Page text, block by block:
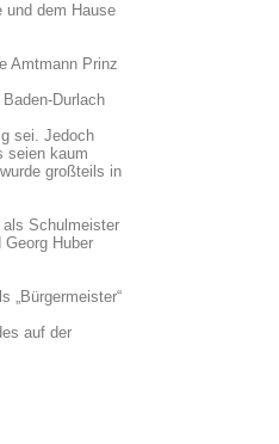
und dem Hause
Amtmann Prinz
Durlach
sei. Jedoch
seien kaum
großteils in
Schulmeister
Huber
„Bürgermeister“
auf der